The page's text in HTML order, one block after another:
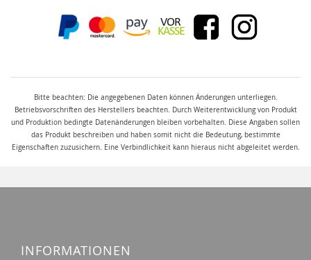
Bitte beachten: Die angegebenen Daten können Änderungen unterliegen.
Betriebsvorschriften des Herstellers beachten. Durch Weiterentwicklung von Produkt
und Produktion bedingte Datenänderungen bleiben vorbehalten. Diese Angaben sollen
das Produkt beschreiben und haben somit nicht die Bedeutung, bestimmte
Eigenschaften zuzusichern. Eine Verbindlichkeit kann hieraus nicht abgeleitet werden.
INFORMATIONEN